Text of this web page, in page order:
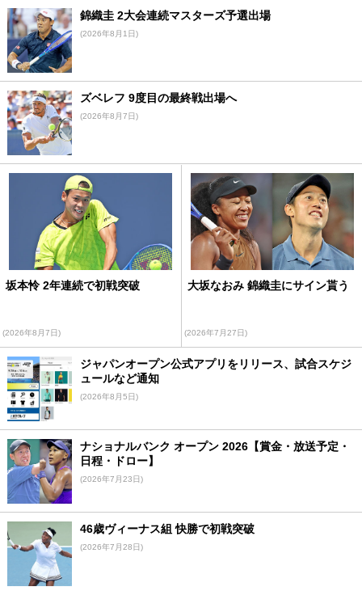
錦織圭 2大会連続マスターズ予選出場
(2026年8月1日)
ズベレフ 9度目の最終戦出場へ
(2026年8月7日)
坂本怜 2年連続で初戦突破
(2026年8月7日)
大坂なおみ 錦織圭にサイン貰う
(2026年7月27日)
ジャパンオープン公式アプリをリリース、試合スケジ
ュールなど通知
(2026年8月5日)
ナショナルバンク オープン 2026【賞金・放送予定・
日程・ドロー】
(2026年7月23日)
46歳ヴィーナス組 快勝で初戦突破
(2026年7月28日)